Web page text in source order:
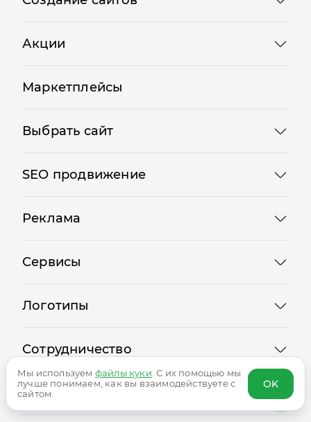
Сотрудничество
Мы используем файлы куки . С их помощью мы
лучше понимаем, как вы взаимодействуете с
сайтом.
OK